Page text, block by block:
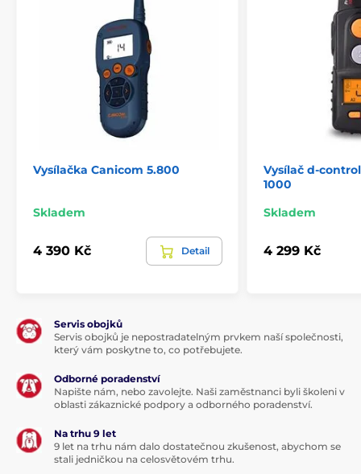
Vysílačka Canicom 5.800
Skladem
4 390 Kč Detail
Vysílač d-
1000
Skladem
4 299 Kč
Servis obojků
Servis obojků je nepostradatelným prvkem naší společnosti,
který vám poskytne to, co potřebujete.
Odborné poradenství
Napište nám, nebo zavolejte. Naši zaměstnanci byli školeni v
oblasti zákaznické podpory a odborného poradenství.
Na trhu 9 let
9 let na trhu nám dalo dostatečnou zkušenost, abychom se
stali jedničkou na celosvětovém trhu.